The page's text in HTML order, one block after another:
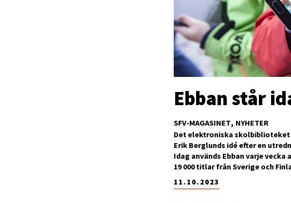
SFV-MAGASINET NYHETER
Ebban står
11.10.2023
Det elektroniska skolbiblioteket
Erik Berglunds idé efter en
Idag används Ebban varje
19 000 titlar från Sverige och